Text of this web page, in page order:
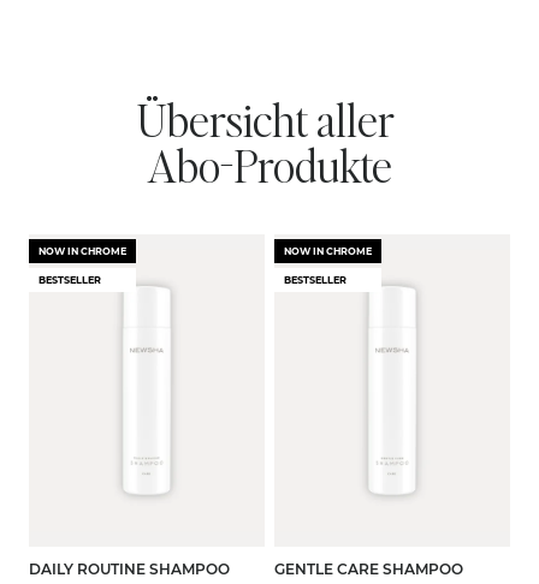
Übersicht aller
Abo-Produkte
NOW IN CHROME
BESTSELLER
250 ml 1000 ml
DAILY ROUTINE SHAMPOO
NOW IN CHROME
BESTSELLER
80 ml 250 ml
GENTLE CARE SHAMPOO